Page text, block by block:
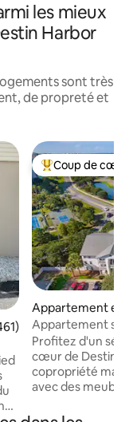
les mieux
Harbor
sont très
de propreté et
moyenne sur la
Coups de cœur
Coup de cœur
Appartement en
⋅ Destin
Appartement sur
du sable |
Profitez d'un
cœur de Destin 🌴☀️
copropriété
avec des
sol neufs, et une